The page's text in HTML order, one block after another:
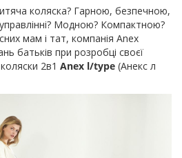
коляска? Гарною, безпечною,
Модною? Компактною?
мам і тат, компанія Anex
батьків при розробці своєї
2в1 Anex l/type (Анекс л